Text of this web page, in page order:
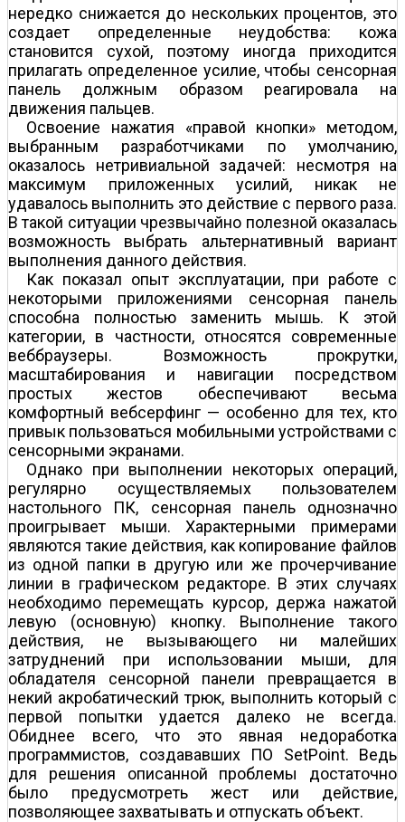
нередко снижается до нескольких процентов, это
создает определенные неудобства: кожа
становится сухой, поэтому иногда приходится
прилагать определенное усилие, чтобы сенсорная
панель должным образом реагировала на
движения пальцев.
Освоение нажатия «правой кнопки» методом,
выбранным разработчиками по умолчанию,
оказалось нетривиальной задачей: несмотря на
максимум приложенных усилий, никак не
удавалось выполнить это действие с первого раза.
В такой ситуации чрезвычайно полезной оказалась
возможность выбрать альтернативный вариант
выполнения данного действия.
Как показал опыт эксплуатации, при работе с
некоторыми приложениями сенсорная панель
способна полностью заменить мышь. К этой
категории, в частности, относятся современные
веб­браузеры. Возможность прокрутки,
масштабирования и навигации посредством
простых жестов обеспечивают весьма
комфортный веб­серфинг — особенно для тех, кто
привык пользоваться мобильными устройствами с
сенсорными экранами.
Однако при выполнении некоторых операций,
регулярно осуществляемых пользователем
настольного ПК, сенсорная панель однозначно
проигрывает мыши. Характерными примерами
являются такие действия, как копирование файлов
из одной папки в другую или же прочерчивание
линии в графическом редакторе. В этих случаях
необходимо перемещать курсор, держа нажатой
левую (основную) кнопку. Выполнение такого
действия, не вызывающего ни малейших
затруднений при использовании мыши, для
обладателя сенсорной панели превращается в
некий акробатический трюк, выполнить который с
первой попытки удается далеко не всегда.
Обиднее всего, что это явная недоработка
программистов, создававших ПО SetPoint. Ведь
для решения описанной проблемы достаточно
было предусмотреть жест или действие,
позволяющее захватывать и отпускать объект.